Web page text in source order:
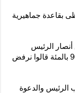
بقاعدة جماهيرية
الرئيس
السابق زين العابدين بن علي إن “أكثر من 90 بالمئة قالوا نرفض
والدعوة